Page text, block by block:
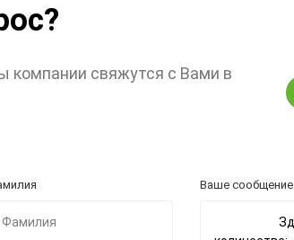
компании свяжутся с Вами в
Ваше сообщение